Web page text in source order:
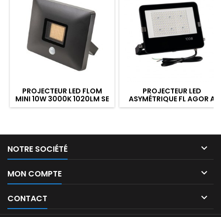
PROJECTEUR LED FLOM
MINI 10W 3000K 1020LM SE
GRAPHITE
PROJECTEUR LED
ASYMÉTRIQUE FL AGOR A
PRO 100W 4000K 13500LM
NOTRE SOCIÉTÉ 
MON COMPTE 
CONTACT 